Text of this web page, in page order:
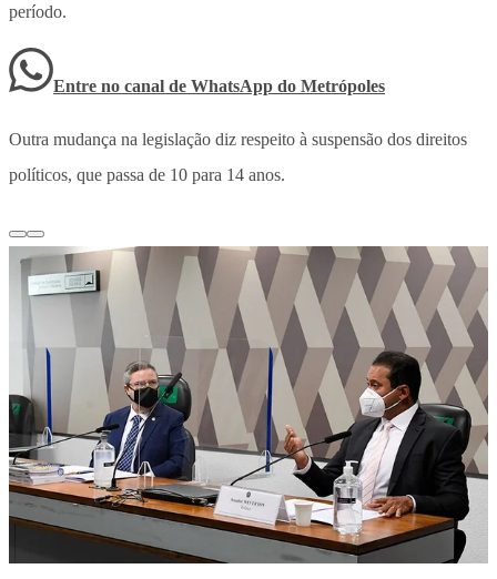
período.
Entre no canal de WhatsApp do Metrópoles
Outra mudança na legislação diz respeito à suspensão dos direitos
políticos, que passa de 10 para 14 anos.